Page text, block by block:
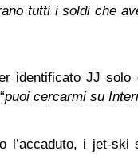
tutti i soldi che
identificato JJ solo
puoi cercarmi su
l’accaduto, i jet-ski